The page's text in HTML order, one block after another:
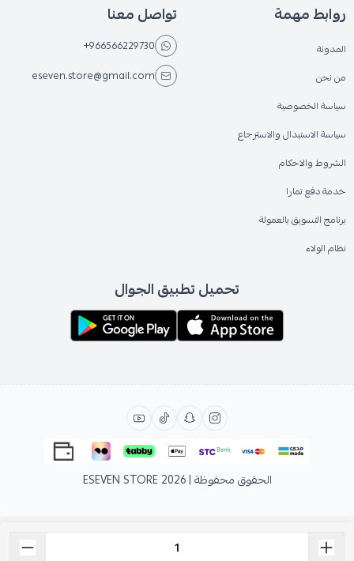
روابط مهمة
المدونة
من نحن
سياسة الخصوصية
سياسة الاستبدال والاسترجاع
الشروط والاحكام
خدمة دفع تمارا
برنامج التسويق بالعمولة
نظام الولاء
تواصل معنا
+966566229730
eseven.store@gmail.com
تحميل تطبيق الجوال
الحقوق محفوظة | 2026 ESEVEN STORE